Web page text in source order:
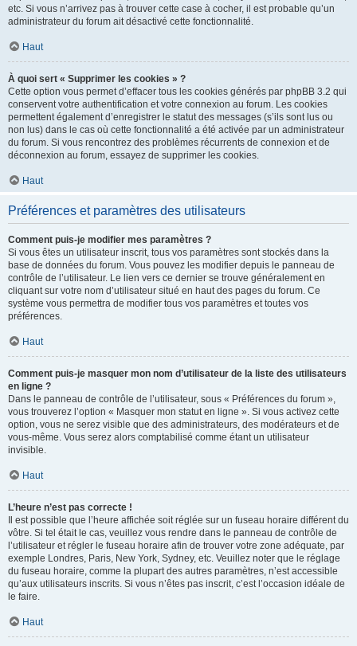
etc. Si vous n’arrivez pas à trouver cette case à cocher, il est probable qu’un
administrateur du forum ait désactivé cette fonctionnalité.
Haut
À quoi sert « Supprimer les cookies » ?
Cette option vous permet d’effacer tous les cookies générés par phpBB 3.2 qui
conservent votre authentification et votre connexion au forum. Les cookies
permettent également d’enregistrer le statut des messages (s’ils sont lus ou
non lus) dans le cas où cette fonctionnalité a été activée par un administrateur
du forum. Si vous rencontrez des problèmes récurrents de connexion et de
déconnexion au forum, essayez de supprimer les cookies.
Haut
Préférences et paramètres des utilisateurs
Comment puis-je modifier mes paramètres ?
Si vous êtes un utilisateur inscrit, tous vos paramètres sont stockés dans la
base de données du forum. Vous pouvez les modifier depuis le panneau de
contrôle de l’utilisateur. Le lien vers ce dernier se trouve généralement en
cliquant sur votre nom d’utilisateur situé en haut des pages du forum. Ce
système vous permettra de modifier tous vos paramètres et toutes vos
préférences.
Haut
Comment puis-je masquer mon nom d’utilisateur de la liste des utilisateurs
en ligne ?
Dans le panneau de contrôle de l’utilisateur, sous « Préférences du forum »,
vous trouverez l’option « Masquer mon statut en ligne ». Si vous activez cette
option, vous ne serez visible que des administrateurs, des modérateurs et de
vous-même. Vous serez alors comptabilisé comme étant un utilisateur
invisible.
Haut
L’heure n’est pas correcte !
Il est possible que l’heure affichée soit réglée sur un fuseau horaire différent du
vôtre. Si tel était le cas, veuillez vous rendre dans le panneau de contrôle de
l’utilisateur et régler le fuseau horaire afin de trouver votre zone adéquate, par
exemple Londres, Paris, New York, Sydney, etc. Veuillez noter que le réglage
du fuseau horaire, comme la plupart des autres paramètres, n’est accessible
qu’aux utilisateurs inscrits. Si vous n’êtes pas inscrit, c’est l’occasion idéale de
le faire.
Haut